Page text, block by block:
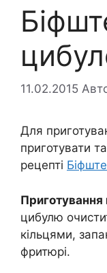
11.02.2015
Для
приготувати
рецепті
Приготування
цибулю
кільцями,
фритюрі.